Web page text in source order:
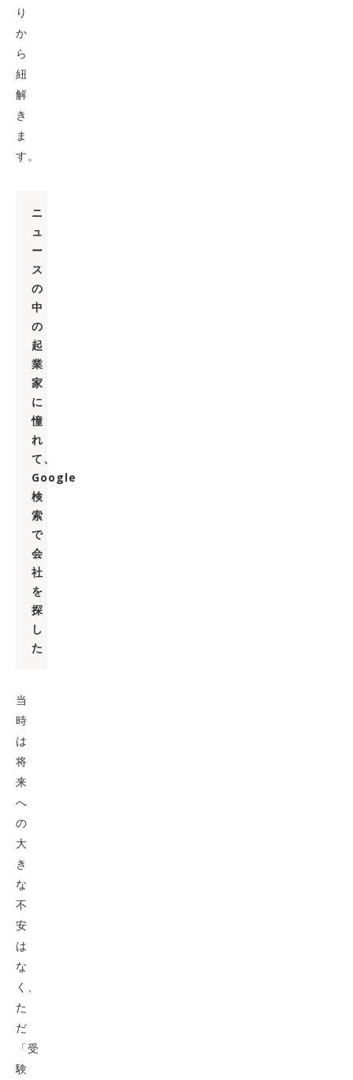
り
か
ら
紐
解
き
ま
す。
ニ
ュ
ー
ス
の
中
の
起
業
家
に
憧
れ
て、
Google
検
索
で
会
社
を
探
し
た
当
時
は
将
来
へ
の
大
き
な
不
安
は
な
く、
た
だ
「受
験